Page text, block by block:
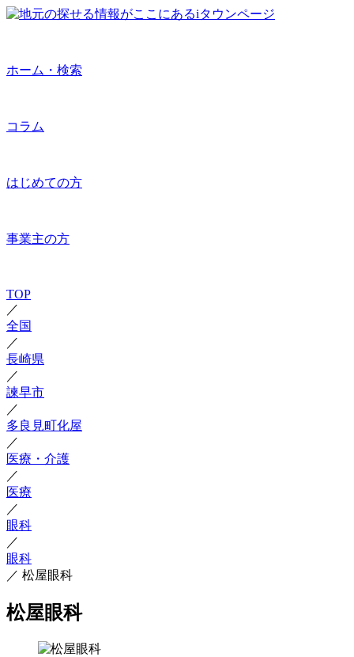
ホーム・検索
コラム
はじめての方
事業主の方
TOP
／
全国
／
長崎県
／
諫早市
／
多良見町化屋
／
医療・介護
／
医療
／
眼科
／
眼科
／ 松屋眼科
松屋眼科